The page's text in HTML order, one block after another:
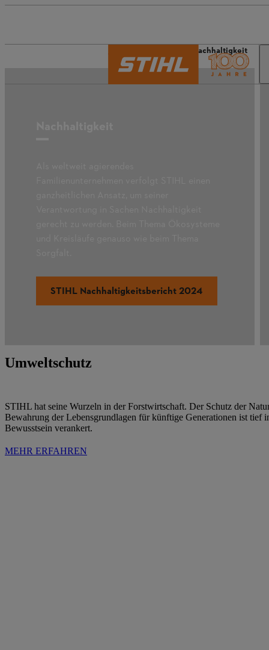
Nachhaltigkeit
STIHL Nachhaltigkeitsbericht 2024
Umweltschutz
STIHL hat seine Wurzeln in der Forstwirtschaft. Der Schutz der
Bewahrung der Lebensgrundlagen für künftige Generationen ist tief
Bewusstsein verankert.
MEHR ERFAHREN